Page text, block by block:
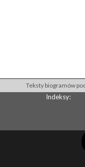
Teksty biogramów
Indeksy: